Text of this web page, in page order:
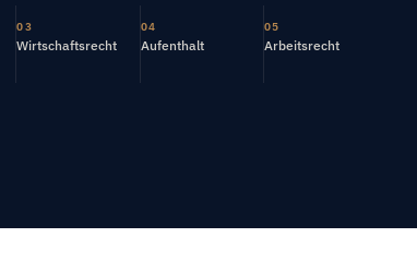
03
Wirtschaftsrecht
04
Aufenthalt
05
Arbeitsrecht